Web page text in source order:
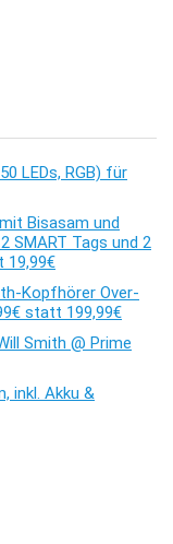
LEDs, RGB) für
Bisasam und
SMART Tags und 2
19,99€
Kopfhörer Over-
statt 199,99€
Smith @ Prime
inkl. Akku &